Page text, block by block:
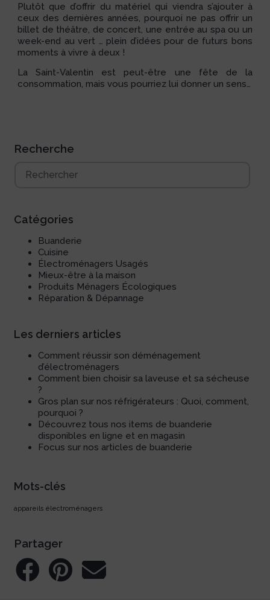
Plutôt que d’offrir du matériel qui viendra s’ajouter à
ceux des dernières années, pourquoi ne pas offrir un
billet de théâtre, de concert, une entrée au spa ou un
week-end au vert … plein d’idées pour de futurs bons
moments à vivre à deux !
La Saint-Valentin est peut-être une fête de la
consommation, mais vous pourriez lui donner un sens…
Recherche
Catégories
Buanderie
Cuisine
Électroménagers Usagés
Mieux-être à la maison
Produits Ménagers Écologiques
Réparation & Dépannage
Les derniers articles
Comment réussir son déménagement
d’électroménagers
Comment bien choisir sa laveuse et sa sécheuse
?
Gros plan sur nos réfrigérateurs : Quoi, comment,
pourquoi ?
Découvrez tous nos items de buanderie
disponibles en ligne et en magasin
Focus sur nos articles de buanderie
Mots-clés
appareils électroménagers
Partager